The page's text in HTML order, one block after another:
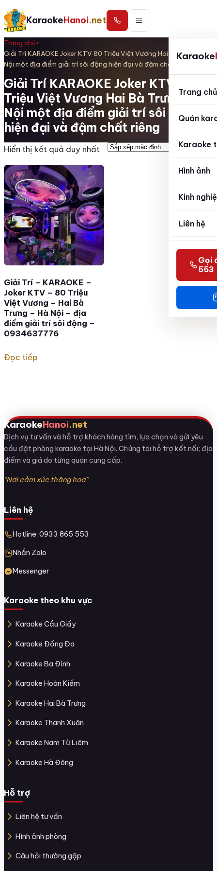
KaraokeHanoi.net
Karaoke
Trang chủ
Quán
Karaoke
Hình ảnh
Kinh
Liên hệ
Gọi
553
Trang chủ›
Giải Trí KARAOKE Joker KTV 80 Triệu Việt Vương Hai Bà Trưng Hà
Nội một địa điểm giải trí sôi động hiện đại và đậm chất riêng
Giải Trí KARAOKE Joker KTV 80
Triệu Việt Vương Hai Bà Trưng Hà
Nội một địa điểm giải trí sôi động
hiện đại và đậm chất riêng
Hiển thị kết quả duy nhất
Giải Trí – KARAOKE –
Joker KTV – 80 Triệu
Việt Vương – Hai Bà
Trưng – Hà Nội – địa
điểm giải trí sôi động –
0934637776
Đọc tiếp
KaraokeHanoi.net
Dịch vụ tư vấn và hỗ trợ khách hàng tìm, lựa chọn và gửi yêu
cầu đặt phòng karaoke tại Hà Nội. Chúng tôi hỗ trợ kết nối; địa
điểm và giá do từng quán cung cấp.
“Nơi cảm xúc thăng hoa”
Liên hệ
Hotline: 0933 865 553
Nhắn Zalo
Messenger
Karaoke theo khu vực
Karaoke Cầu Giấy
Karaoke Đống Đa
Karaoke Ba Đình
Karaoke Hoàn Kiếm
Karaoke Hai Bà Trưng
Karaoke Thanh Xuân
Karaoke Nam Từ Liêm
Karaoke Hà Đông
Hỗ trợ
Liên hệ tư vấn
Hình ảnh phòng
Câu hỏi thường gặp